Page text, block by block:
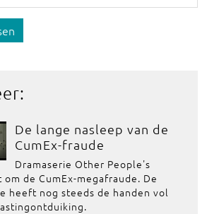
De lange nasleep van de
CumEx-fraude
Dramaserie Other People's
om de CumEx-megafraude. De
heeft nog steeds de handen vol